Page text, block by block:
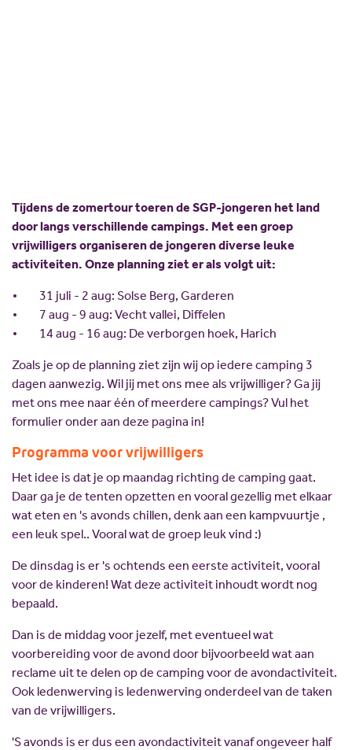
Tijdens de zomertour toeren de SGP-jongeren het land
door langs verschillende campings. Met een groep
vrijwilligers organiseren de jongeren diverse leuke
activiteiten. Onze planning ziet er als volgt uit:
31 juli - 2 aug: Solse Berg, Garderen
7 aug - 9 aug: Vecht vallei, Diffelen
14 aug - 16 aug: De verborgen hoek, Harich
Zoals je op de planning ziet zijn wij op iedere camping 3
dagen aanwezig. Wil jij met ons mee als vrijwilliger? Ga jij
met ons mee naar één of meerdere campings? Vul het
formulier onder aan deze pagina in!
Programma voor vrijwilligers
Het idee is dat je op maandag richting de camping gaat.
Daar ga je de tenten opzetten en vooral gezellig met elkaar
wat eten en 's avonds chillen, denk aan een kampvuurtje ,
een leuk spel.. Vooral wat de groep leuk vind :)
De dinsdag is er 's ochtends een eerste activiteit, vooral
voor de kinderen! Wat deze activiteit inhoudt wordt nog
bepaald.
Dan is de middag voor jezelf, met eventueel wat
voorbereiding voor de avond door bijvoorbeeld wat aan
reclame uit te delen op de camping voor de avondactiviteit.
Ook ledenwerving is ledenwerving onderdeel van de taken
van de vrijwilligers.
'S avonds is er dus een avondactiviteit vanaf ongeveer half